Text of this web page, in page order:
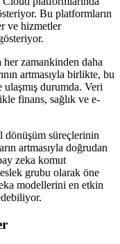
Bu platformların
ve hizmetler
zamankinden daha
artmasıyla birlikte, bu
ulaşmış durumda. Veri
finans, sağlık ve e-
dönüşüm süreçlerinin
artmasıyla doğrudan
zeka komut
grubu olarak öne
modellerini en etkin